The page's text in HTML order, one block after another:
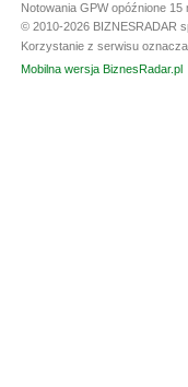
Notowania GPW opóźnione 15
© 2010-2026 BIZNESRADAR
Korzystanie z serwisu
Mobilna wersja BiznesRadar.pl